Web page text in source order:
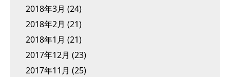
2018年3月 (24)
2018年2月 (21)
2018年1月 (21)
2017年12月 (23)
2017年11月 (25)